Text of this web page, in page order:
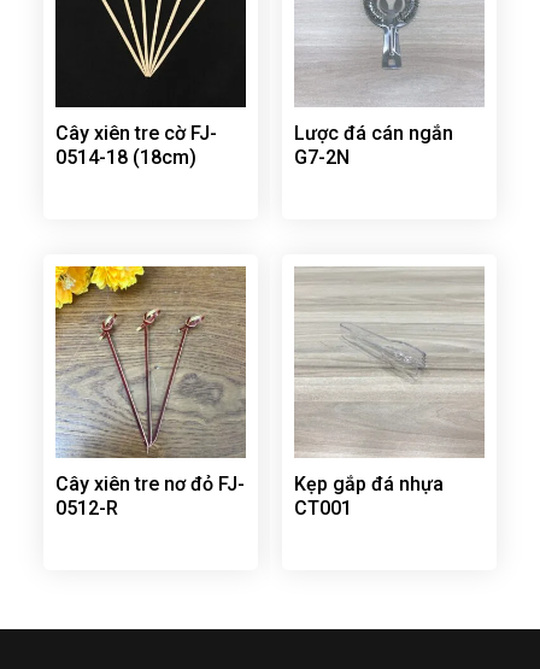
Cây xiên tre cờ FJ-
0514-18 (18cm)
Lược đá cán ngắn
G7-2N
Cây xiên tre nơ đỏ FJ-
0512-R
Kẹp gắp đá nhựa
CT001